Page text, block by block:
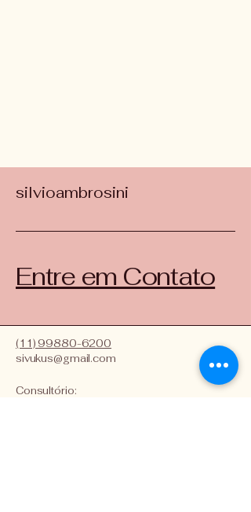
silvioambrosini
Entre em Contato
(11) 99880-6200
sivukus@gmail.com
Consultório: